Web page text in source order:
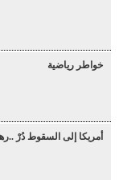
خواطر رياضية
أمريكا إلى السقوط دُرْ